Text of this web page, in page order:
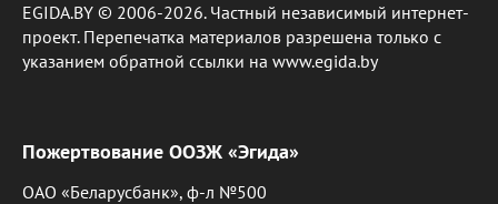
EGIDA.BY © 2006-2026. Частный независимый интернет-
проект. Перепечатка материалов разрешена только с
указанием обратной ссылки на www.egida.by
Пожертвование ООЗЖ «Эгида»
ОАО «Беларусбанк», ф-л №500